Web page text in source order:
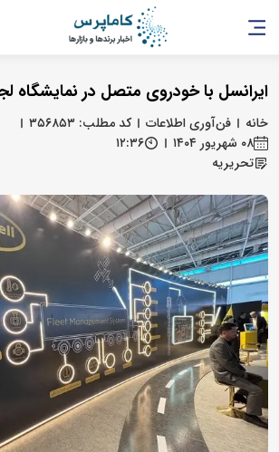
ایرانسل با خودروی متصل در نمایشگاه
خانه فن‌آوری اطلاعات
کد مطلب: ۳۵۶۸۵۳
۰۸ شهریور ۱۴۰۴
۱۲:۳۶
تحریریه